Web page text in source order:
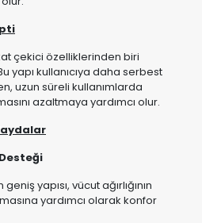
azaltmaya yardımcı olur.
yapısı, vücut ağırlığının
yardımcı olarak konfor
geniş oturum alanı sayesinde
kullanımlarda rahat bir